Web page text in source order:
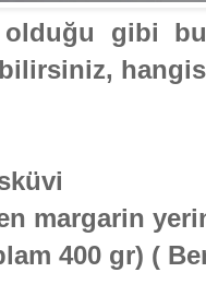
gibi
margarin
400 gr) (